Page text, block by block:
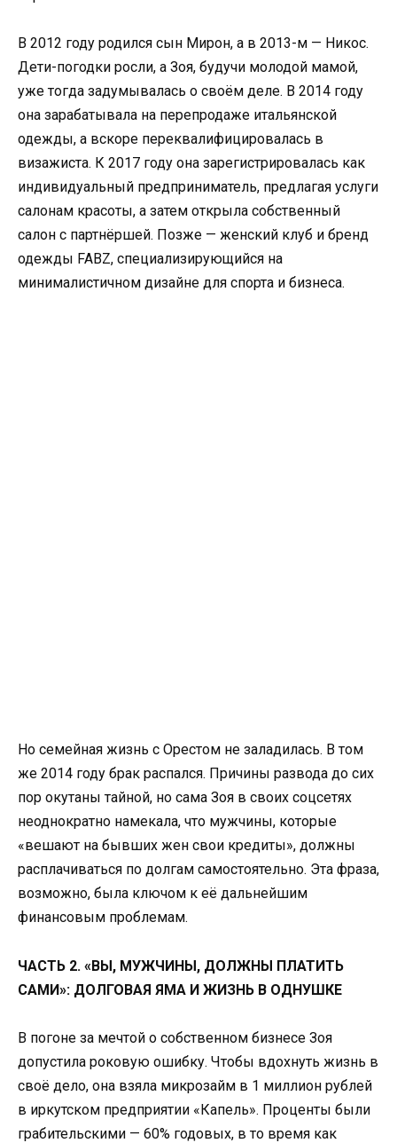
В 2012 году родился сын Мирон, а в 2013-м — Никос.
Дети-погодки росли, а Зоя, будучи молодой мамой,
уже тогда задумывалась о своём деле. В 2014 году
она зарабатывала на перепродаже итальянской
одежды, а вскоре переквалифицировалась в
визажиста. К 2017 году она зарегистрировалась как
индивидуальный предприниматель, предлагая услуги
салонам красоты, а затем открыла собственный
салон с партнёршей. Позже — женский клуб и бренд
одежды FABZ, специализирующийся на
минималистичном дизайне для спорта и бизнеса.
Но семейная жизнь с Орестом не заладилась. В том
же 2014 году брак распался. Причины развода до сих
пор окутаны тайной, но сама Зоя в своих соцсетях
неоднократно намекала, что мужчины, которые
«вешают на бывших жен свои кредиты», должны
расплачиваться по долгам самостоятельно. Эта фраза,
возможно, была ключом к её дальнейшим
финансовым проблемам.
ЧАСТЬ 2. «ВЫ, МУЖЧИНЫ, ДОЛЖНЫ ПЛАТИТЬ
САМИ»: ДОЛГОВАЯ ЯМА И ЖИЗНЬ В ОДНУШКЕ
В погоне за мечтой о собственном бизнесе Зоя
допустила роковую ошибку. Чтобы вдохнуть жизнь в
своё дело, она взяла микрозайм в 1 миллион рублей
в иркутском предприятии «Капель». Проценты были
грабительскими — 60% годовых, в то время как